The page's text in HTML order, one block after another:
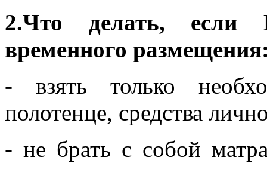
2.Что делать, если
временного
- взять только
полотенце, средства
- не брать с собой